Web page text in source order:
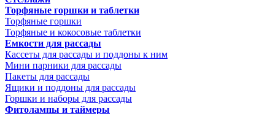
Торфяные горшки и таблетки
Торфяные горшки
Торфяные и кокосовые таблетки
Емкости для рассады
Кассеты для рассады и поддоны к ним
Мини парники для рассады
Пакеты для рассады
Ящики и поддоны для рассады
Горшки и наборы для рассады
Фитолампы и таймеры